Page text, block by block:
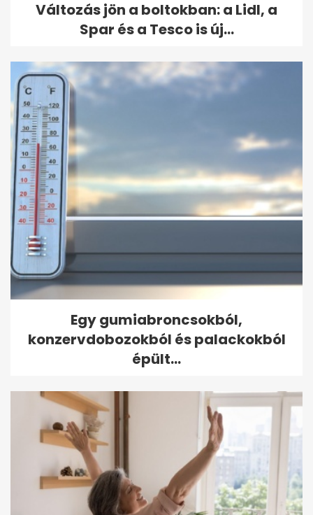
Változás jön a boltokban: a Lidl, a
Spar és a Tesco is új...
Egy gumiabroncsokból,
konzervdobozokból és palackokból
épült...